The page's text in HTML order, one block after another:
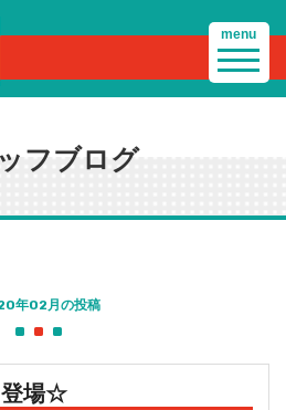
menu
フブログ
年02月の投稿
登場☆